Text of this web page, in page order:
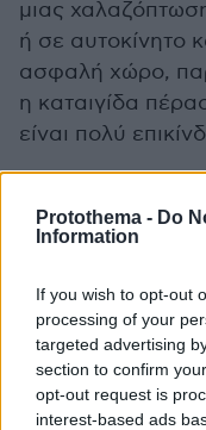
Protothema - Do
Information
If you wish to opt-out
processing of your
targeted advertising
section to confirm
opt-out request is
interest-based ads
μιας
ή σε αυτοκίνητο
ασφαλή χώρο,
η καταιγίδα
είναι πολύ
• Να αποφύγουν
δέντρα, κάτω
(π.χ. γλάστρες,
να
(π.χ. κάτω από
• Να ακολουθούν